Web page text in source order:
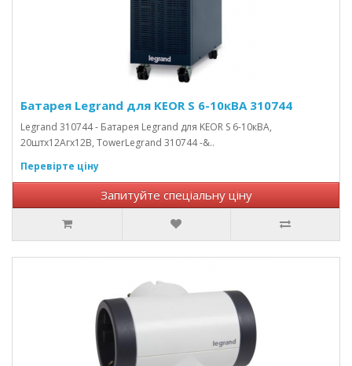
Батарея Legrand для KEOR S 6-10кВА 310744
Legrand 310744 - Батарея Legrand для KEOR S 6-10кВА,
20штх12Агх12В, TowerLegrand 310744 -&..
Перевірте ціну
Запитуйте спеціальну ціну